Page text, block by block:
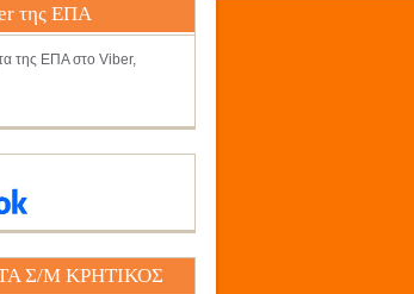
της ΕΠΑ
της ΕΠΑ στο Viber,
Σ/Μ ΚΡΗΤΙΚΟΣ